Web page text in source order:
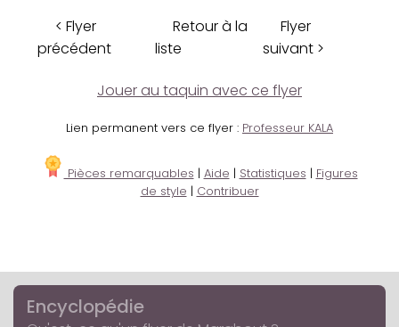
< Flyer
précédent
Retour à la
liste
Flyer
suivant >
Jouer au taquin avec ce flyer
Lien permanent vers ce flyer : Professeur KALA
Pièces remarquables | Aide | Statistiques | Figures
de style | Contribuer
Encyclopédie